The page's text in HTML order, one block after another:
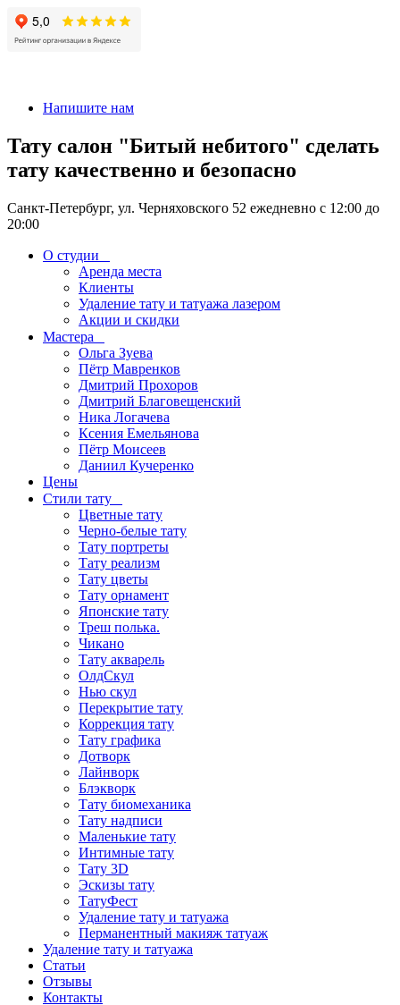
Напишите нам
Тату салон "Битый небитого" сделать
тату качественно и безопасно
Санкт-Петербург, ул. Черняховского 52 ежедневно с 12:00 до
20:00
О студии
Аренда места
Клиенты
Удаление тату и татуажа лазером
Акции и скидки
Мастера
Ольга Зуева
Пётр Мавренков
Дмитрий Прохоров
Дмитрий Благовещенский
Ника Логачева
Ксения Емельянова
Пётр Моисеев
Даниил Кучеренко
Цены
Стили тату
Цветные тату
Черно-белые тату
Тату портреты
Тату реализм
Тату цветы
Тату орнамент
Японские тату
Треш полька.
Чикано
Тату акварель
ОлдСкул
Нью скул
Перекрытие тату
Коррекция тату
Тату графика
Дотворк
Лайнворк
Блэкворк
Тату биомеханика
Тату надписи
Маленькие тату
Интимные тату
Тату 3D
Эскизы тату
ТатуФест
Удаление тату и татуажа
Перманентный макияж татуаж
Удаление тату и татуажа
Статьи
Отзывы
Контакты